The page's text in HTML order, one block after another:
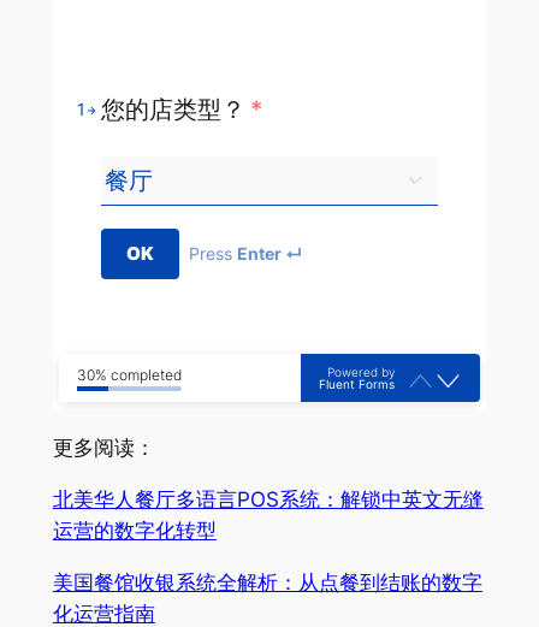
1 您的店类型？ *
OK Press Enter ↵
30% completed
Powered by
Fluent Forms
更多阅读：
北美华人餐厅多语言POS系统：解锁中英文无缝
运营的数字化转型
美国餐馆收银系统全解析：从点餐到结账的数字
化运营指南